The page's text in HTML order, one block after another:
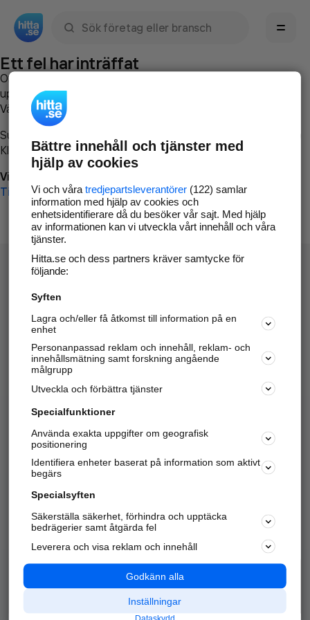
Ett fel har inträffat
Om du vill kan du
uppstod så att vi lättare och snabbare kan avhjälpa det.
Vänligen försök med följande:
Surfa till
Klicka påTillbaka-knappen i webbläsaren och försök igen
Vi beklagar besväret!
Till startsidan
Hitta.se - Gratis nummerupplysning.
Sök företag, personer och platser.
Hitta telefonnummer, adresser, företagsinfo mm.
Marknadsför företaget
Kom igång och annonsera mot
samarbetspartners nära dig.
Alla kategorier
Populära sökningar
API & Kartor
Annonsera
Integritet
Nödnummer
Bättre innehåll och tjänster med
hjälp av cookies
Vi och våra tredjepartsleverantörer(122) samlar
information med hjälp av cookies och
enhetsidentifierare då du besöker vår sajt. Med hjälp
av informationen kan vi utveckla vårt innehåll och våra
tjänster.
Hitta.se och dess partners kräver samtycke för
följande:
Syften
Lagra och/eller få åtkomst till information på en
enhet
Personanpassad reklam och innehåll, reklam- och
innehållsmätning samt forskning angående
målgrupp
Utveckla och förbättra tjänster
Specialfunktioner
Använda exakta uppgifter om geografisk
positionering
Identifiera enheter baserat på information som aktivt
begärs
Specialsyften
Säkerställa säkerhet, förhindra och upptäcka
bedrägerier samt åtgärda fel
Leverera och visa reklam och innehåll
Godkänn alla
Inställningar
Dataskydd